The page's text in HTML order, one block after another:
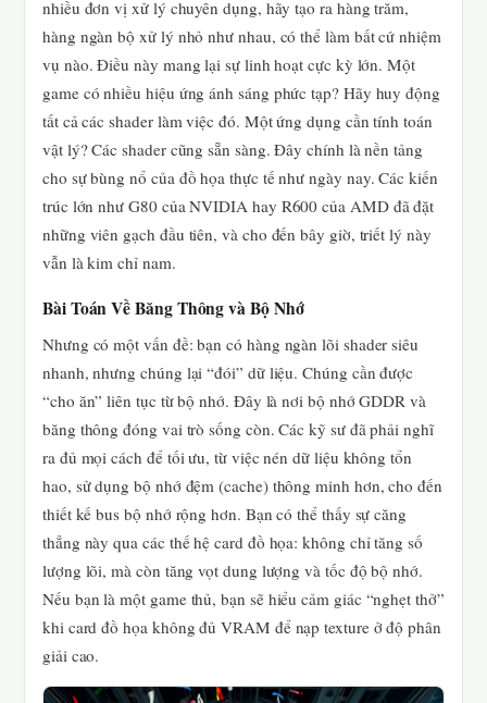
nhiều đơn vị xử lý chuyên dụng, hãy tạo ra hàng trăm,
hàng ngàn bộ xử lý nhỏ như nhau, có thể làm bất cứ nhiệm
vụ nào. Điều này mang lại sự linh hoạt cực kỳ lớn. Một
game có nhiều hiệu ứng ánh sáng phức tạp? Hãy huy động
tất cả các shader làm việc đó. Một ứng dụng cần tính toán
vật lý? Các shader cũng sẵn sàng. Đây chính là nền tảng
cho sự bùng nổ của đồ họa thực tế như ngày nay. Các kiến
trúc lớn như G80 của NVIDIA hay R600 của AMD đã đặt
những viên gạch đầu tiên, và cho đến bây giờ, triết lý này
vẫn là kim chỉ nam.
Bài Toán Về Băng Thông và Bộ Nhớ
Nhưng có một vấn đề: bạn có hàng ngàn lõi shader siêu
nhanh, nhưng chúng lại “đói” dữ liệu. Chúng cần được
“cho ăn” liên tục từ bộ nhớ. Đây là nơi bộ nhớ GDDR và
băng thông đóng vai trò sống còn. Các kỹ sư đã phải nghĩ
ra đủ mọi cách để tối ưu, từ việc nén dữ liệu không tổn
hao, sử dụng bộ nhớ đệm (cache) thông minh hơn, cho đến
thiết kế bus bộ nhớ rộng hơn. Bạn có thể thấy sự căng
thẳng này qua các thế hệ card đồ họa: không chỉ tăng số
lượng lõi, mà còn tăng vọt dung lượng và tốc độ bộ nhớ.
Nếu bạn là một game thủ, bạn sẽ hiểu cảm giác “nghẹt thở”
khi card đồ họa không đủ VRAM để nạp texture ở độ phân
giải cao.